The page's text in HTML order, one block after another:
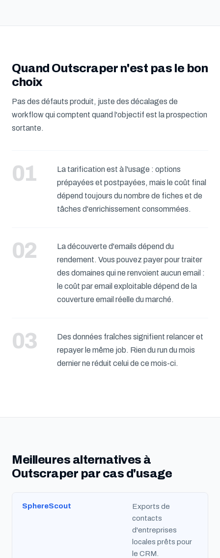
Quand Outscraper n'est pas le bon
choix
Pas des défauts produit, juste des décalages de
workflow qui comptent quand l'objectif est la prospection
sortante.
La tarification est à l'usage : options
prépayées et postpayées, mais le coût final
dépend toujours du nombre de fiches et de
tâches d'enrichissement consommées.
La découverte d'emails dépend du
rendement. Vous pouvez payer pour traiter
des domaines qui ne renvoient aucun email :
le coût par email exploitable dépend de la
couverture email réelle du marché.
Des données fraîches signifient relancer et
repayer le même job. Rien du run du mois
dernier ne réduit celui de ce mois-ci.
Meilleures alternatives à
Outscraper par cas d'usage
SphereScout
Exports de
contacts
d'entreprises
locales prêts pour
le CRM.